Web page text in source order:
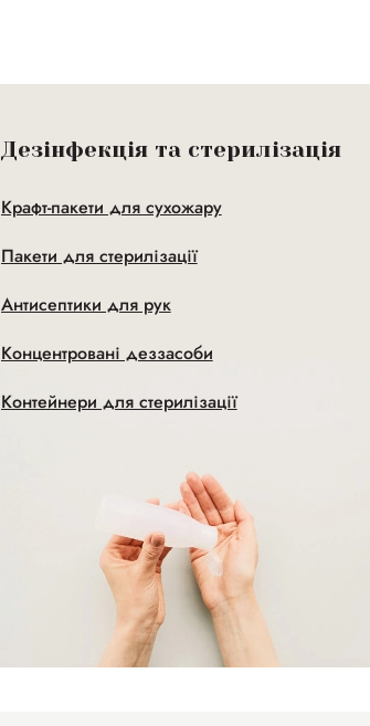
Дезінфекція та стерилізація
Крафт-пакети для сухожару
Пакети для стерилізації
Антисептики для рук
Концентровані деззасоби
Контейнери для стерилізації